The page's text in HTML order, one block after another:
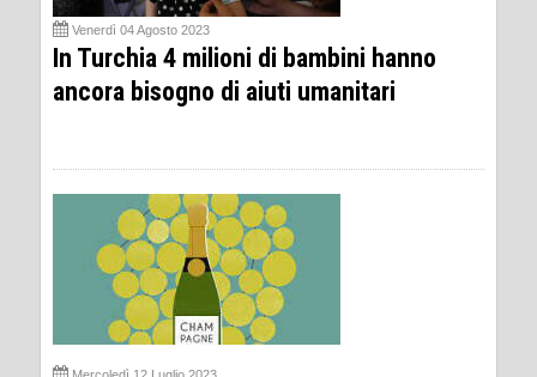
Venerdì 04 Agosto 2023
In Turchia 4 milioni di bambini hanno
ancora bisogno di aiuti umanitari